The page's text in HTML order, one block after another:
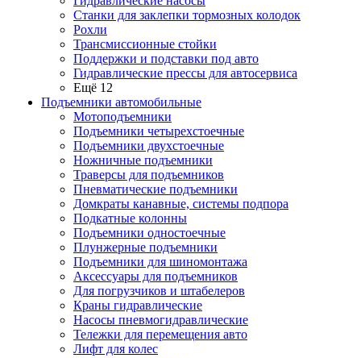
Cтанки для заклепки тормозных колодок
Рохли
Трансмиссионные стойки
Поддержки и подставки под авто
Гидравлические прессы для автосервиса
Ещё 12
Подъемники автомобильные
Мотоподъемники
Подъемники четырехстоечные
Подъемники двухстоечные
Ножничные подъемники
Траверсы для подъемников
Пневматические подъемники
Домкраты канавные, системы подпора
Подкатные колонны
Подъемники одностоечные
Плунжерные подъемники
Подъемники для шиномонтажа
Аксессуары для подъемников
Для погрузчиков и штабелеров
Краны гидравлические
Насосы пневмогидравлические
Тележки для перемещения авто
Лифт для колес